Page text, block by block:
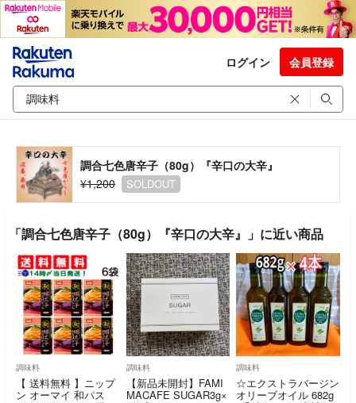
ログイン 会員登録
調合七色唐辛子（80g）『辛口の大辛』
¥1,200
SOLDOUT
「調合七色唐辛子（80g）『辛口の大辛』」に近い商品
調味料
【 送料無料 】ニップ
ン オーマイ 和パス
調味料
【新品未開封】FAMI
MACAFE SUGAR3g×
調味料
☆エクストラバージン
オリーブオイル 682g